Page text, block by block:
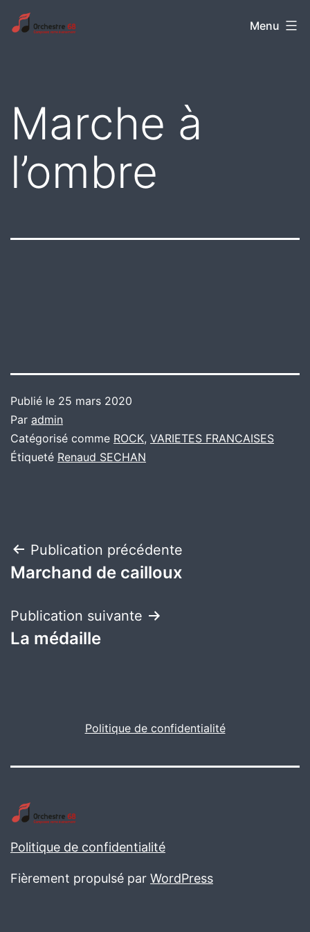
Aller
auOrchestre
Menu
Marche à
l’ombre
Publié le 25 mars 2020
Par admin
Catégorisé comme ROCK, VARIETES FRANCAISES
Étiqueté Renaud SECHAN
Navigation
de
l’article
Publication précédente
Marchand de cailloux
Publication suivante
La médaille
Politique de confidentialité
Politique de confidentialité
Fièrement propulsé par WordPress